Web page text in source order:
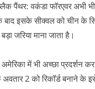
पैंथर: वकंडा फॉरएवर अभी
इसके सीक्वल को चीन के
जरिया माना जाता है।
अमेरिका में भी अच्छा प्रदर्शन
2 को रिकॉर्ड बनाने के